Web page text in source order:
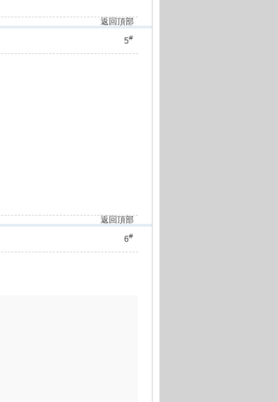
返回頂部
5#
返回頂部
6#